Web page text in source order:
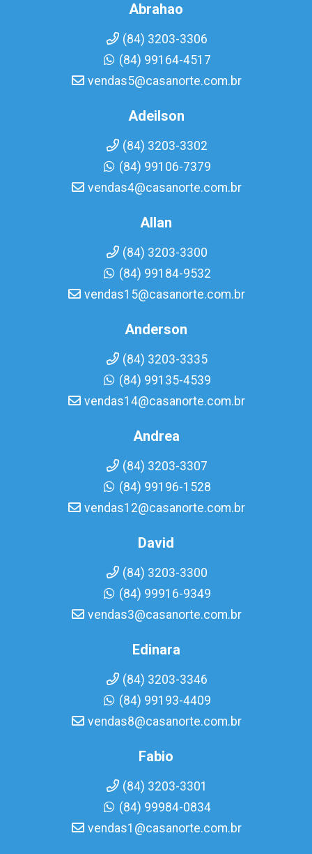
Abrahao
(84) 3203-3306
(84) 99164-4517
vendas5@casanorte.com.br
Adeilson
(84) 3203-3302
(84) 99106-7379
vendas4@casanorte.com.br
Allan
(84) 3203-3300
(84) 99184-9532
vendas15@casanorte.com.br
Anderson
(84) 3203-3335
(84) 99135-4539
vendas14@casanorte.com.br
Andrea
(84) 3203-3307
(84) 99196-1528
vendas12@casanorte.com.br
David
(84) 3203-3300
(84) 99916-9349
vendas3@casanorte.com.br
Edinara
(84) 3203-3346
(84) 99193-4409
vendas8@casanorte.com.br
Fabio
(84) 3203-3301
(84) 99984-0834
vendas1@casanorte.com.br